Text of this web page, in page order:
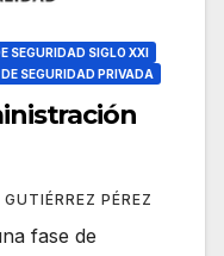
SEGURIDAD SIGLO XXI
SEGURIDAD PRIVADA
PÉREZ
fase de